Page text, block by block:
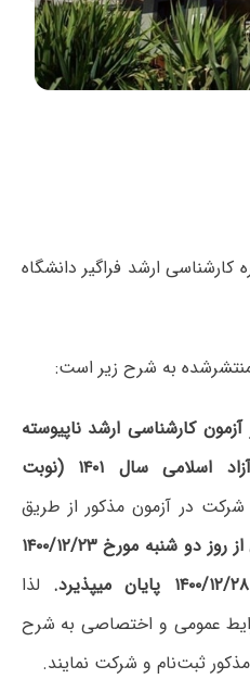
ارشد فراگیر دانشگاه‌
منتشرشده به شرح زیر است:
آزمون کارشناسی ارشد ناپیوسته
دوره های فراگیر دانشگاه آزاد اسلامی سال ۱۴۰۱ (نوبت
شرکت در آزمون مذکور از طریق
از روز دو شنبه مورخ ۱۴۰۰/۱۲/۲۳
لذا
عمومی و اختصاصی به شرح
ثبت‌نام و شرکت نمایند.